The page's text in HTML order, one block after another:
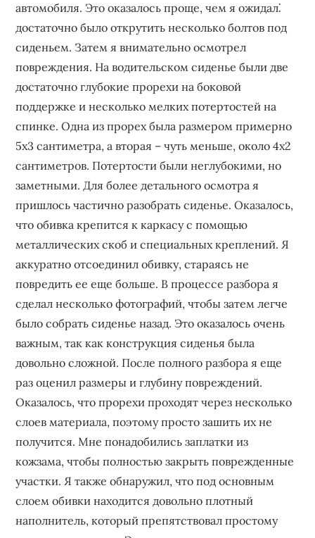
автомобиля. Это оказалось проще, чем я ожидал⁚
достаточно было открутить несколько болтов под
сиденьем. Затем я внимательно осмотрел
повреждения. На водительском сиденье были две
достаточно глубокие прорехи на боковой
поддержке и несколько мелких потертостей на
спинке. Одна из прорех была размером примерно
5х3 сантиметра, а вторая – чуть меньше, около 4х2
сантиметров. Потертости были неглубокими, но
заметными. Для более детального осмотра я
пришлось частично разобрать сиденье. Оказалось,
что обивка крепится к каркасу с помощью
металлических скоб и специальных креплений. Я
аккуратно отсоединил обивку, стараясь не
повредить ее еще больше. В процессе разбора я
сделал несколько фотографий, чтобы затем легче
было собрать сиденье назад. Это оказалось очень
важным, так как конструкция сиденья была
довольно сложной. После полного разбора я еще
раз оценил размеры и глубину повреждений.
Оказалось, что прорехи проходят через несколько
слоев материала, поэтому просто зашить их не
получится. Мне понадобились заплатки из
кожзама, чтобы полностью закрыть поврежденные
участки. Я также обнаружил, что под основным
слоем обивки находится довольно плотный
наполнитель, который препятствовал простому